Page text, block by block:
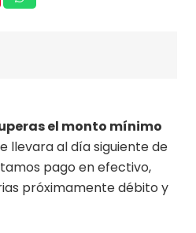
el monto mínimo
llevara al día siguiente de
pago en efectivo,
próximamente débito y